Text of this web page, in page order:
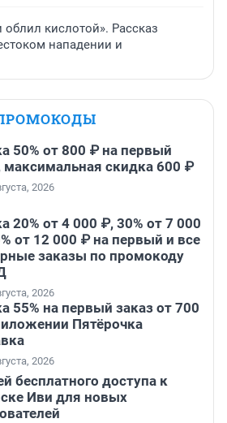
облил кислотой». Рассказ
нападении и
50% от 800 ₽ на первый
максимальная скидка 600 ₽
2026
20% от 4 000 ₽, 30% от 7 000
от 12 000 ₽ на первый и все
заказы по промокоду
2026
55% на первый заказ от 700
Пятёрочка
2026
бесплатного доступа к
Иви для новых